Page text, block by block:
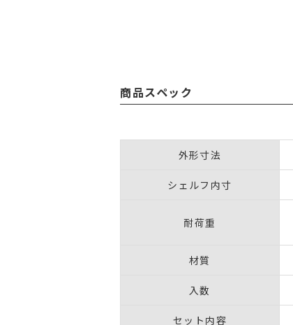
商品スペック
外形寸法
シェルフ内寸
耐荷重
材質
入数
セット内容